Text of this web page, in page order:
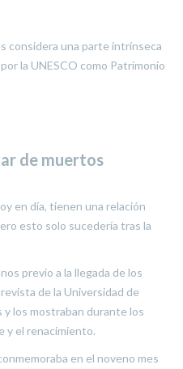
considera una parte intrínseca
la UNESCO como Patrimonio
de muertos
en día, tienen una relación
esto solo sucedería tras la
previo a la llegada de los
de la Universidad de
y los mostraban durante los
y el renacimiento.
en el noveno mes